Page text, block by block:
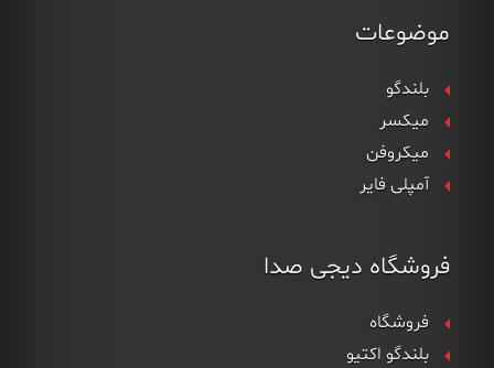
موضوعات
بلندگو
میکسر
میکروفن
آمپلی فایر
فروشگاه دیجی صدا
فروشگاه
بلندگو اکتیو